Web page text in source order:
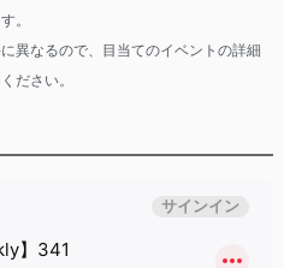
。
異なるので、目当てのイベントの詳細
ださい。